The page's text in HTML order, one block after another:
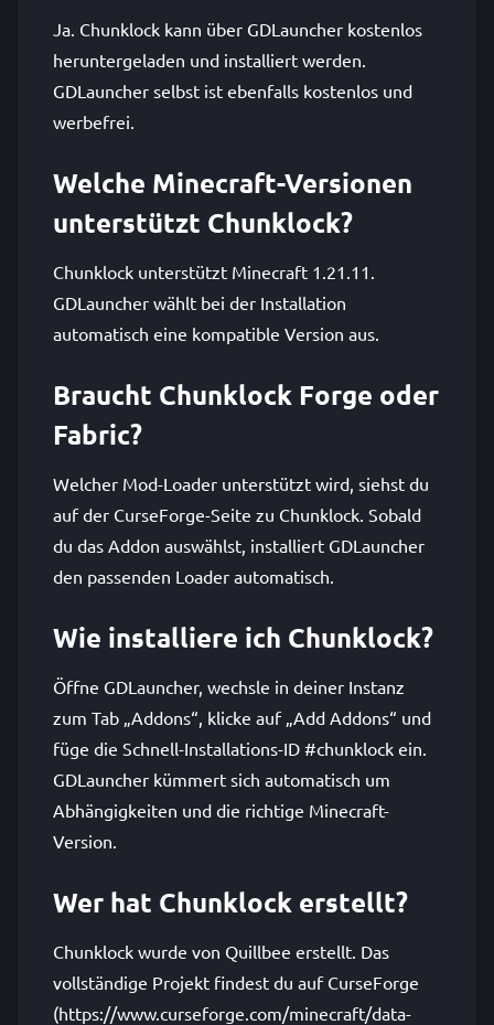
Ja. Chunklock kann über GDLauncher kostenlos
heruntergeladen und installiert werden.
GDLauncher selbst ist ebenfalls kostenlos und
werbefrei.
Welche Minecraft-Versionen
unterstützt Chunklock?
Chunklock unterstützt Minecraft 1.21.11.
GDLauncher wählt bei der Installation
automatisch eine kompatible Version aus.
Braucht Chunklock Forge oder
Fabric?
Welcher Mod-Loader unterstützt wird, siehst du
auf der CurseForge-Seite zu Chunklock. Sobald
du das Addon auswählst, installiert GDLauncher
den passenden Loader automatisch.
Wie installiere ich Chunklock?
Öffne GDLauncher, wechsle in deiner Instanz
zum Tab „Addons“, klicke auf „Add Addons“ und
füge die Schnell-Installations-ID #chunklock ein.
GDLauncher kümmert sich automatisch um
Abhängigkeiten und die richtige Minecraft-
Version.
Wer hat Chunklock erstellt?
Chunklock wurde von Quillbee erstellt. Das
vollständige Projekt findest du auf CurseForge
(https://www.curseforge.com/minecraft/data-